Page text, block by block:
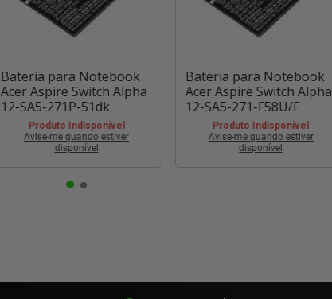
Bateria para Notebook
Acer Aspire Switch Alpha
12-SA5-271P-51dk
Produto Indisponível
Avise-me quando estiver
disponível
Bateria para Notebook
Acer Aspire Switch Alpha
12-SA5-271-F58U/F
Produto Indisponível
Avise-me quando estiver
disponível